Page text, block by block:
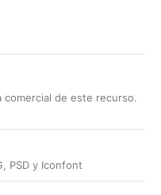
comercial de este recurso.
PSD y Iconfont